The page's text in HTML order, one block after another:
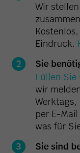
Wir
Eindruck.
Sie
Füllen Sie
wir
Werktags,
per E-
was für
Sie sind